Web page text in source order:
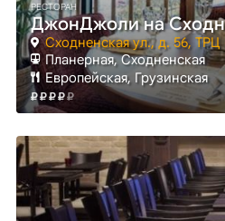
РЕСТОРАН
ДжонДжоли на
Сходненская ул., д. 56,
Планерная, Сходненская
Европейская, Грузинская